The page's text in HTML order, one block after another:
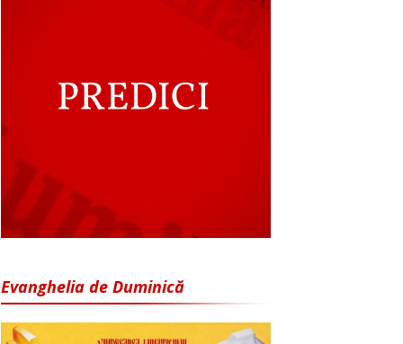
Evanghelia de Duminică